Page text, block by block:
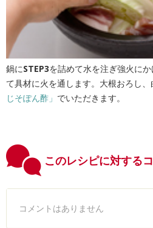
鍋にSTEP3を詰めて水を注ぎ強火に
て具材に火を通します。大根おろし、
じそぽん酢」 でいただきます。
このレシピに対する
コメントはありません